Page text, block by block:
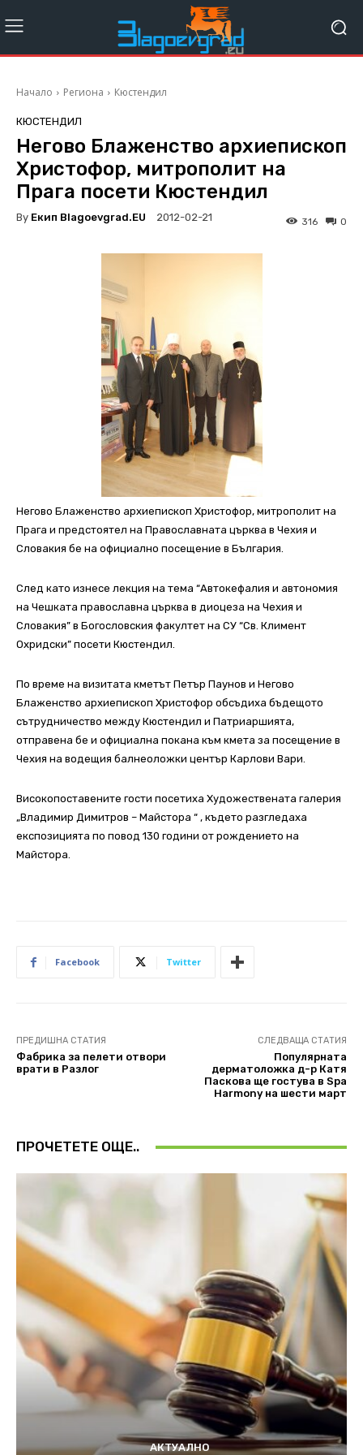
Начало Региона Кюстендил
КЮСТЕНДИЛ
Негово Блаженство архиепископ
Христофор, митрополит на
Прага посети Кюстендил
By Екип Blagoevgrad.EU 2012-02-21 0
316
Негово Блаженство архиепископ Христофор, митрополит на
Прага и предстоятел на Православната църква в Чехия и
Словакия бе на официално посещение в България.
След като изнесе лекция на тема “Автокефалия и автономия
на Чешката православна църква в диоцеза на Чехия и
Словакия” в Богословския факултет на СУ “Св. Климент
Охридски” посети Кюстендил.
По време на визитата кметът Петър Паунов и Негово
Блаженство архиепископ Христофор обсъдиха бъдещото
сътрудничество между Кюстендил и Патриаршията,
отправена бе и официална покана към кмета за посещение в
Чехия на водещия балнеоложки център Карлови Вари.
Високопоставените гости посетиха Художествената галерия
„Владимир Димитров – Майстора “ , където разгледаха
експозицията по повод 130 години от рождението на
Майстора.
Facebook Twitter
ПРЕДИШНА СТАТИЯ
Фабрика за пелети отвори
врати в Разлог
СЛЕДВАЩА СТАТИЯ
Популярната
дерматоложка д-р Катя
Паскова ще гостува в Spa
Harmony на шести март
ПРОЧЕТЕТЕ ОЩЕ..
АКТУАЛНО